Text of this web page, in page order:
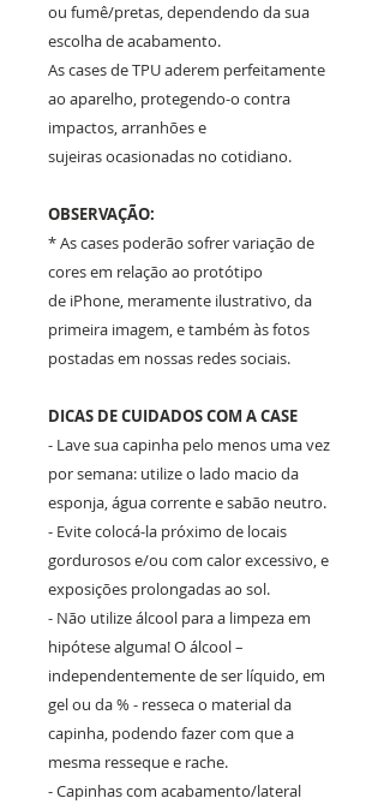
ou fumê/pretas, dependendo da sua
escolha de acabamento.
As cases de TPU aderem perfeitamente
ao aparelho, protegendo-o contra
impactos, arranhões e
sujeiras ocasionadas no cotidiano.
OBSERVAÇÃO:
* As cases poderão sofrer variação de
cores em relação ao protótipo
de iPhone, meramente ilustrativo, da
primeira imagem, e também às fotos
postadas em nossas redes sociais.
DICAS DE CUIDADOS COM A CASE
- Lave sua capinha pelo menos uma vez
por semana: utilize o lado macio da
esponja, água corrente e sabão neutro.
- Evite colocá-la próximo de locais
gordurosos e/ou com calor excessivo, e
exposições prolongadas ao sol.
- Não utilize álcool para a limpeza em
hipótese alguma! O álcool –
independentemente de ser líquido, em
gel ou da % - resseca o material da
capinha, podendo fazer com que a
mesma resseque e rache.
- Capinhas com acabamento/lateral